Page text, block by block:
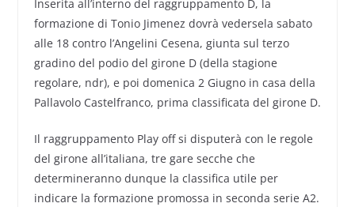
Inserita all’interno del raggruppamento D, la
formazione di Tonio Jimenez dovrà vedersela sabato
alle 18 contro l’Angelini Cesena, giunta sul terzo
gradino del podio del girone D (della stagione
regolare, ndr), e poi domenica 2 Giugno in casa della
Pallavolo Castelfranco, prima classificata del girone D.
Il raggruppamento Play off si disputerà con le regole
del girone all’italiana, tre gare secche che
determineranno dunque la classifica utile per
indicare la formazione promossa in seconda serie A2.